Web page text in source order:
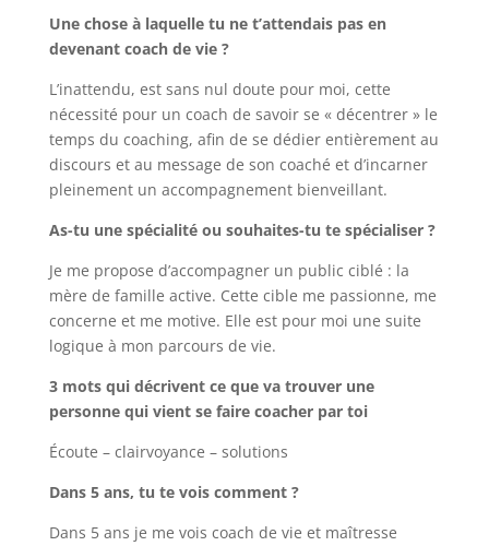
Une chose à laquelle tu ne t’attendais pas en
devenant coach de vie ?
L’inattendu, est sans nul doute pour moi, cette
nécessité pour un coach de savoir se « décentrer » le
temps du coaching, afin de se dédier entièrement au
discours et au message de son coaché et d’incarner
pleinement un accompagnement bienveillant.
As-tu une spécialité ou souhaites-tu te spécialiser ?
Je me propose d’accompagner un public ciblé : la
mère de famille active. Cette cible me passionne, me
concerne et me motive. Elle est pour moi une suite
logique à mon parcours de vie.
3 mots qui décrivent ce que va trouver une
personne qui vient se faire coacher par toi
Écoute – clairvoyance – solutions
Dans 5 ans, tu te vois comment ?
Dans 5 ans je me vois coach de vie et maîtresse